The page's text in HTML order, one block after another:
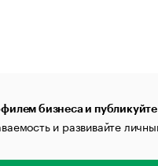
бизнеса и
и развивайте